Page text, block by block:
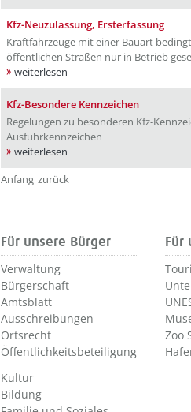
Kfz-Neuzulassung, Ersterfassung
Kraftfahrzeuge mit einer Bauart
öffentlichen Straßen nur in Betrieb
weiterlesen
Kfz-Besondere Kennzeichen
Regelungen zu besonderen Kfz-
Ausfuhrkennzeichen
weiterlesen
Anfang zurück
Für unsere Bürger
Verwaltung
Bürgerschaft
Amtsblatt
Ausschreibungen
Ortsrecht
Öffentlichkeitsbeteiligung
Kultur
Bildung
Für
Zoo